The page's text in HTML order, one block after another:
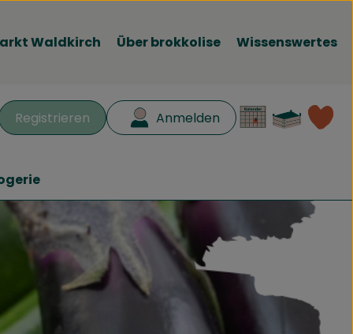
Waldkirch Über brokkolise Wissenswertes
Registrieren Anmelden